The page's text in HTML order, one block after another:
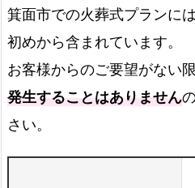
霊柩車
火葬場ま
火葬場
箕面市での火葬式プランには
初めから含まれています。
お客様からのご要望がない限
発生することはありません
さい。